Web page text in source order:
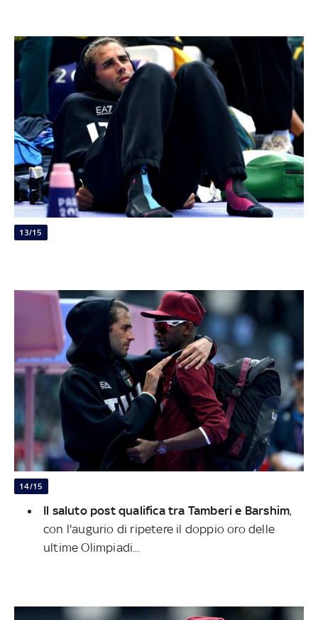
13/15
14/15
Il saluto post qualifica tra Tamberi e Barshim,
con l'augurio di ripetere il doppio oro delle
ultime Olimpiadi...